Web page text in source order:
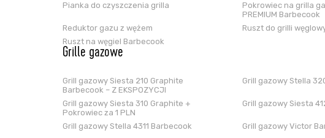
Pianka do czyszczenia grilla
Pokrowiec na grilla
PREMIUM Barbecook
Reduktor gazu z wężem
Ruszt do grilli
Ruszt na węgiel Barbecook
Grille gazowe
Grill gazowy Siesta 210 Graphite
Barbecook – Z EKSPOZYCJI
Grill gazowy Stella
Grill gazowy Siesta 310 Graphite +
Pokrowiec za 1 PLN
Grill gazowy Siesta
Grill gazowy Stella 4311 Barbecook
Grill gazowy Victor